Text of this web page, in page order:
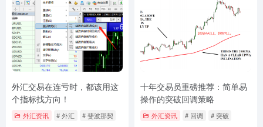
外汇交易在连亏时，都该用这
个指标找方向！
外汇资讯 # 外汇 # 斐波那契
十年交易员重磅推荐：简单易
操作的突破回调策略
外汇资讯 # 回调 # 突破